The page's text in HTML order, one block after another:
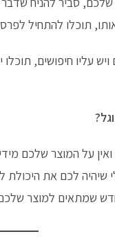
תוכלו להתחיל לפרסם
עליו חיפושים,
על המוצר שלכם
לכם את היכולת
שמתאים למוצר